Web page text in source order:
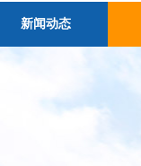
新闻动态